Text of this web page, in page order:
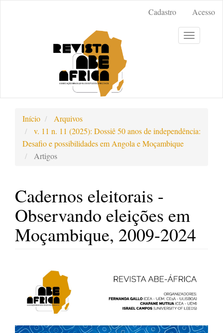
Conteúdo
principal
Barra
Lateral
Cadastro Acesso
Toggle
Início
Arquivos
v. 11 n. 11 (2025): Dossiê 50 anos de independência:
Desafio e possibilidades em Angola e Moçambique
Artigos
Cadernos eleitorais -
Observando eleições em
Moçambique, 2009-2024
lateral
de
artigos